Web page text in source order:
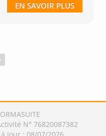
EN SAVOIR PLUS
›
N° 76820087382